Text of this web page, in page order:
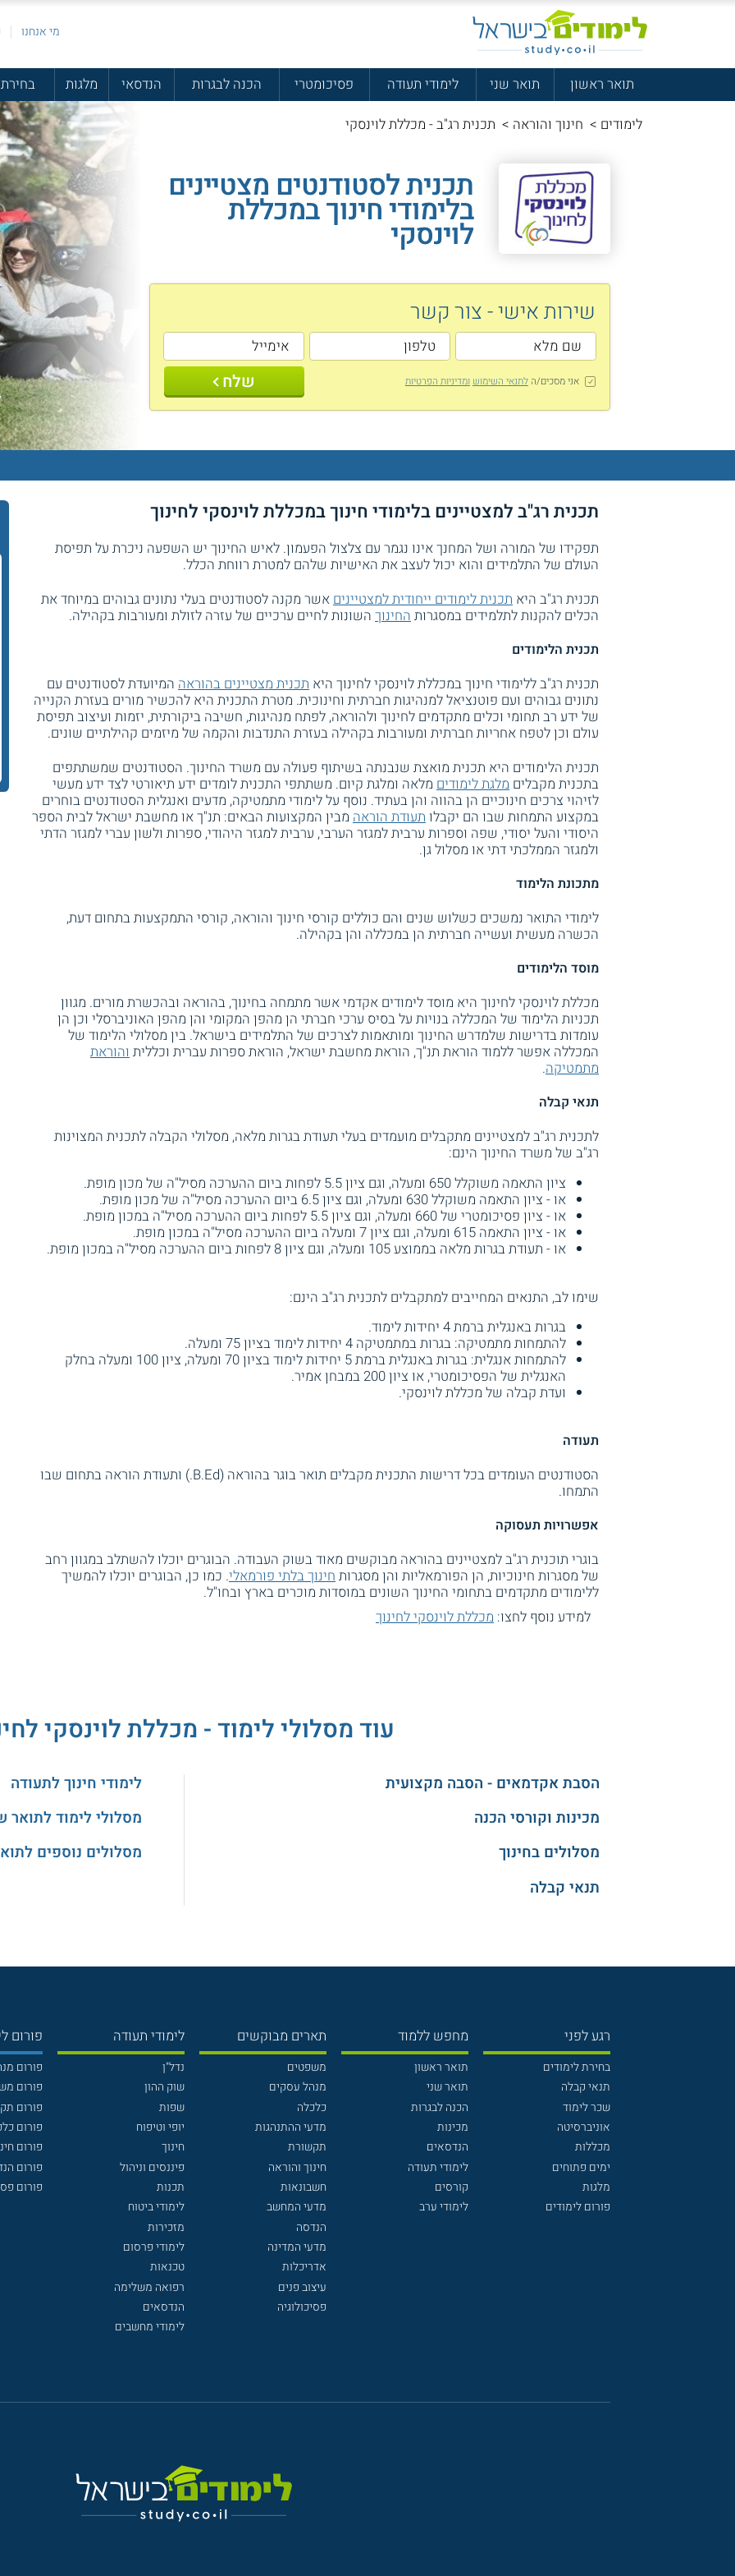
מי אנחנו
תואר ראשון תואר שני לימודי תעודה פסיכומטרי הכנה לבגרות הנדסאי מלגות
לימודים > חינוך והוראה > תכנית רג"ב - מכללת לוינסקי
תכנית לסטודנטים מצטיינים
בלימודי חינוך במכללת
לוינסקי
שירות אישי - צור קשר
אני מסכים/הלתנאי השימוש ומדיניות הפרטיות שלח
תכנית רג"ב למצטיינים בלימודי חינוך במכללת לוינסקי לחינוך
תפקידו של המורה ושל המחנך אינו נגמר עם צלצול הפעמון. לאיש החינוך יש השפעה ניכרת על תפיסת
העולם של התלמידים והוא יכול לעצב את האישיות שלהם למטרת רווחת הכלל.
תכנית רג"ב היא תכנית לימודים ייחודית למצטייניםאשר מקנה לסטודנטים בעלי נתונים גבוהים במיוחד את
הכלים להקנות לתלמידים במסגרותהחינוך השונות לחיים ערכיים של עזרה לזולת ומעורבות בקהילה.
תכנית הלימודים
תכנית רג"ב ללימודי חינוך במכללת לוינסקי לחינוך היא תכנית מצטיינים בהוראה המיועדת לסטודנטים עם
נתונים גבוהים ועם פוטנציאל למנהיגות חברתית וחינוכית. מטרת התכנית היא להכשיר מורים בעזרת הקנייה
של ידע רב תחומי וכלים מתקדמים לחינוך ולהוראה, לפתח מנהיגות, חשיבה ביקורתית, יזמות ועיצוב תפיסת
עולם וכן לטפח אחריות חברתית ומעורבות בקהילה בעזרת התנדבות והקמה של מיזמים קהילתיים שונים.
תכנית הלימודים היא תכנית מואצת שנבנתה בשיתוף פעולה עם משרד החינוך. הסטודנטים שמשתתפים
בתכנית מקבלים מלגת לימודים מלאה ומלגת קיום. משתתפי התכנית לומדים ידע תיאורטי לצד ידע מעשי
לזיהוי צרכים חינוכיים הן בהווה והן בעתיד. נוסף על לימודי מתמטיקה, מדעים ואנגלית הסטודנטים בוחרים
במקצוע התמחות שבו הם יקבלותעודת הוראה מבין המקצועות הבאים: תנ"ך או מחשבת ישראל לבית הספר
היסודי והעל יסודי, שפה וספרות ערבית למגזר הערבי, ערבית למגזר היהודי, ספרות ולשון עברי למגזר הדתי
ולמגזר הממלכתי דתי או מסלול גן.
מתכונת הלימוד
לימודי התואר נמשכים כשלוש שנים והם כוללים קורסי חינוך והוראה, קורסי התמקצעות בתחום דעת,
הכשרה מעשית ועשייה חברתית הן במכללה והן בקהילה.
מוסד הלימודים
מכללת לוינסקי לחינוך היא מוסד לימודים אקדמי אשר מתמחה בחינוך, בהוראה ובהכשרת מורים. מגוון
תכניות הלימוד של המכללה בנויות על בסיס ערכי חברתי הן מהפן המקומי והן מהפן האוניברסלי וכן הן
עומדות בדרישות שלמדרש החינוך ומותאמות לצרכים של התלמידים בישראל. בין מסלולי הלימוד של
המכללה אפשר ללמוד הוראת תנ"ך, הוראת מחשבת ישראל, הוראת ספרות עברית וכלליתוהוראת
מתמטיקה.
תנאי קבלה
לתכנית רג"ב למצטיינים מתקבלים מועמדים בעלי תעודת בגרות מלאה, מסלולי הקבלה לתכנית המצוינות
רג"ב של משרד החינוך הינם:
ציון התאמה משוקלל 650 ומעלה, וגם ציון 5.5 לפחות ביום ההערכה מסיל"ה של מכון מופת.
או - ציון התאמה משוקלל 630 ומעלה, וגם ציון 6.5 ביום ההערכה מסיל"ה של מכון מופת.
או - ציון פסיכומטרי של 660 ומעלה, וגם ציון 5.5 לפחות ביום ההערכה מסיל"ה במכון מופת.
או - ציון התאמה 615 ומעלה, וגם ציון 7 ומעלה ביום ההערכה מסיל"ה במכון מופת.
או - תעודת בגרות מלאה בממוצע 105 ומעלה, וגם ציון 8 לפחות ביום ההערכה מסיל"ה במכון מופת.
שימו לב, התנאים המחייבים למתקבלים לתכנית רג"ב הינם:
בגרות באנגלית ברמת 4 יחידות לימוד.
להתמחות מתמטיקה: בגרות במתמטיקה 4 יחידות לימוד בציון 75 ומעלה.
להתמחות אנגלית: בגרות באנגלית ברמת 5 יחידות לימוד בציון 70 ומעלה, ציון 100 ומעלה בחלק
האנגלית של הפסיכומטרי, או ציון 200 במבחן אמיר.
ועדת קבלה של מכללת לוינסקי.
תעודה
הסטודנטים העומדים בכל דרישות התכנית מקבלים תואר בוגר בהוראה (B.Ed.) ותעודת הוראה בתחום שבו
התמחו.
אפשרויות תעסוקה
בוגרי תוכנית רג"ב למצטיינים בהוראה מבוקשים מאוד בשוק העבודה. הבוגרים יוכלו להשתלב במגוון רחב
של מסגרות חינוכיות, הן הפורמאליות והן מסגרותחינוך בלתי פורמאלי. כמו כן, הבוגרים יוכלו להמשיך
ללימודים מתקדמים בתחומי החינוך השונים במוסדות מוכרים בארץ ובחו"ל.
למידע נוסף לחצו: מכללת לוינסקי לחינוך
עוד מסלולי לימוד - מכללת לוינסקי
הסבת אקדמאים - הסבה מקצועית
מכינות וקורסי הכנה
מסלולים בחינוך
תנאי קבלה
לימודי חינוך לתעודה
מסלולי לימוד לתואר
מסלולים נוספים
רגע לפני
בחירת לימודים
תנאי קבלה
שכר לימוד
אוניברסיטה
מכללות
ימים פתוחים
מלגות
פורום לימודים
מחפש ללמוד
תואר ראשון
תואר שני
הכנה לבגרות
מכינות
הנדסאים
לימודי תעודה
קורסים
לימודי ערב
תארים מבוקשים
משפטים
מנהל עסקים
כלכלה
מדעי ההתנהגות
תקשורת
חינוך והוראה
חשבונאות
מדעי המחשב
הנדסה
מדעי המדינה
אדריכלות
עיצוב פנים
פסיכולוגיה
לימודי תעודה
נדל"ן
שוק ההון
שפות
יופי וטיפוח
חינוך
פיננסים וניהול
תכנות
לימודי ביטוח
מזכירות
לימודי פרסום
טכנאות
רפואה משלימה
הנדסאים
לימודי מחשבים
פורום
פורום
פורום
פורום
פורום
פורום
פורום
פורום